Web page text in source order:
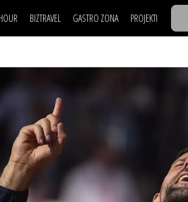
SVET
BIZTRAVEL GASTRO ZONA PROJEKTI
BMW
I SCENA
SVET
NAJKOLEGA
30 ISPOD
BMW
BIZLIFE
IZJAVA